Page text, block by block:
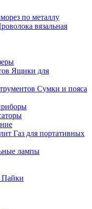
по металлу
вязальная
Ящики для
Сумки и пояса
Газ для портативных
лампы
Пайки